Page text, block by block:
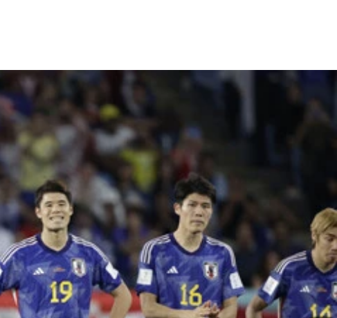
人気で、人形も爆売れ中
援する姿が目立つ
余裕はない